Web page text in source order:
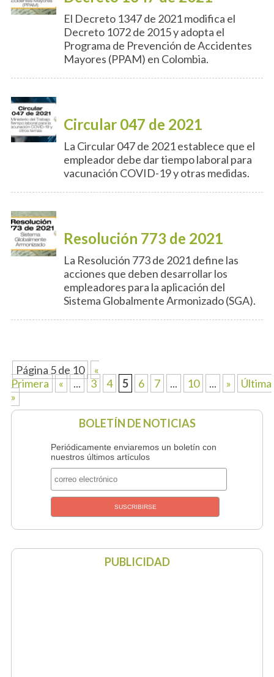
El Decreto 1347 de 2021 modifica el
Decreto 1072 de 2015 y adopta el
Programa de Prevención de Accidentes
Mayores (PPAM) en Colombia.
Circular 047 de 2021
La Circular 047 de 2021 establece que el
empleador debe dar tiempo laboral para
vacunación COVID-19 y otras medidas.
Resolución 773 de 2021
La Resolución 773 de 2021 define las
acciones que deben desarrollar los
empleadores para la aplicación del
Sistema Globalmente Armonizado (SGA).
Página 5 de 10
«
Primera
« ... 3 4 5 6 7 ... 10 ... »
Última
»
BOLETÍN DE NOTICIAS
Periódicamente enviaremos un boletín con
nuestros últimos artículos
PUBLICIDAD